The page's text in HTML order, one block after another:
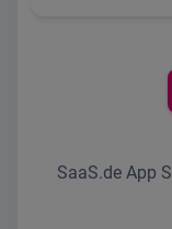
SaaS.de App